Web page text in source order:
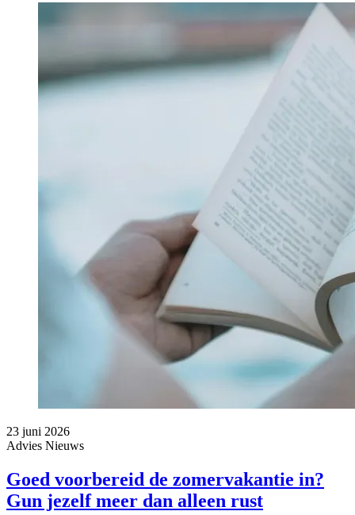
23 juni 2026
Advies Nieuws
Goed voorbereid de zomervakantie in?
Gun jezelf meer dan alleen rust